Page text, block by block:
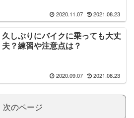
2020.11.07 2021.08.23
久しぶりにバイクに乗っても大丈
夫？練習や注意点は？
2020.09.07 2021.08.23
次のページ